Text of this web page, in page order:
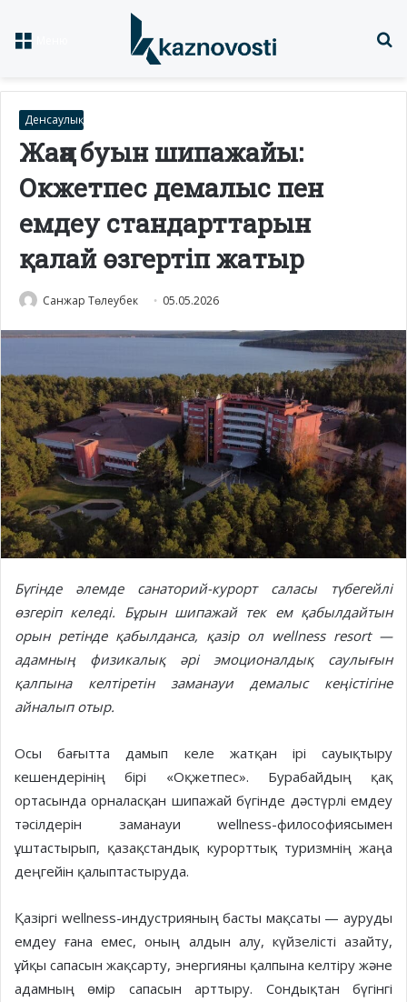
Денсаулық
Жаңа буын шипажайы:
Окжетпес демалыс пен
емдеу стандарттарын
қалай өзгертіп жатыр
Санжар Төлеубек 05.05.2026
Бүгінде әлемде санаторий-курорт саласы түбегейлі
өзгеріп келеді. Бұрын шипажай тек ем қабылдайтын
орын ретінде қабылданса, қазір ол wellness resort —
адамның физикалық әрі эмоционалдық саулығын
қалпына келтіретін заманауи демалыс кеңістігіне
айналып отыр.
Осы бағытта дамып келе жатқан ірі сауықтыру
кешендерінің бірі «Оқжетпес». Бурабайдың қақ
ортасында орналасқан шипажай бүгінде дәстүрлі емдеу
тәсілдерін заманауи wellness-философиясымен
ұштастырып, қазақстандық курорттық туризмнің жаңа
деңгейін қалыптастыруда.
Қазіргі wellness-индустрияның басты мақсаты — ауруды
емдеу ғана емес, оның алдын алу, күйзелісті азайту,
ұйқы сапасын жақсарту, энергияны қалпына келтіру және
адамның өмір сапасын арттыру. Сондықтан бүгінгі